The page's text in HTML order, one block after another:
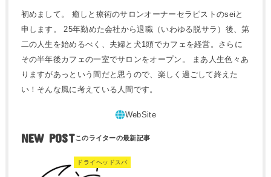
初めまして。 癒しと療術のサロンオーナーセラピストのseiと
申します。 25年勤めた会社から退職（いわゆる脱サラ）後、第
二の人生を始めるべく、夫婦と犬1頭でカフェを経営。さらに
その半年後カフェの一室でサロンをオープン。 まあ人生色々あ
りますがあっという間だと思うので、楽しく過ごして終えた
い！そんな風に考えている人間です。
NEW POST
ドライヘッドスパ